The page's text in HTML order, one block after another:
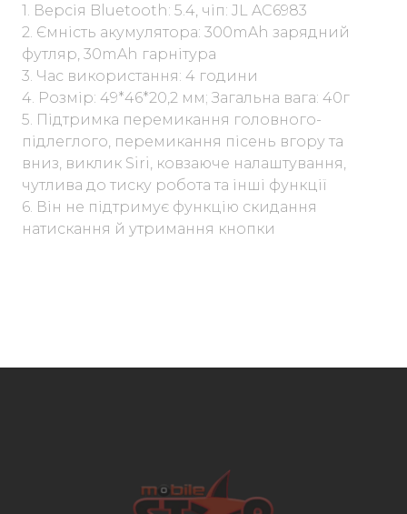
1. Версія Bluetooth: 5.4, чіп: JL AC6983
2. Ємність акумулятора: 300mAh зарядний
футляр, 30mAh гарнітура
3. Час використання: 4 години
4. Розмір: 49*46*20,2 мм; Загальна вага: 40г
5. Підтримка перемикання головного-
підлеглого, перемикання пісень вгору та
вниз, виклик Siri, ковзаюче налаштування,
чутлива до тиску робота та інші функції
6. Він не підтримує функцію скидання
натискання й утримання кнопки